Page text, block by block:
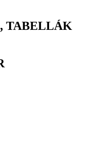
TABELLÁK